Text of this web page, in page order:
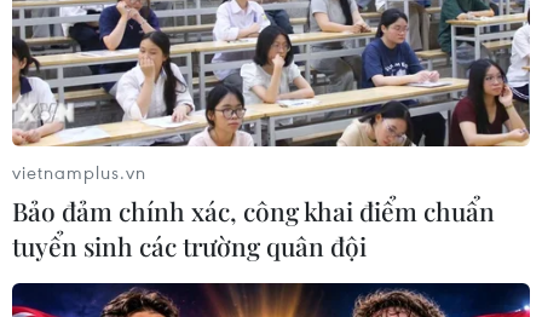
Tesla lên kế hoạch mở rộng sản xuất
và tạo thêm việc làm tại Đức
Báo Indonesia: Việt Nam có lợi thế
trong cuộc đua hút đầu tư xe điện
vietnamplus.vn
Bảo đảm chính xác, công khai điểm chuẩn
tuyển sinh các trường quân đội